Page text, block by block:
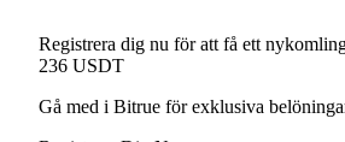
Registrera dig nu för att få ett
236 USDT
Gå med i Bitrue för exklusiva